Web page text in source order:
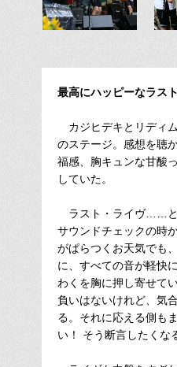
最高にハッピーなラス
カジヒデキとリディ
のステージ。感想を聴
福感、胸キュンな甘酸
していた。
ラスト・ライヴ……と
サウンドチェックの時
がぱらつくお天気でも
に、すべての音が軽快
わくを胸に押し寄せて
負いはないけれど、気
る。それに応える側も
い！ そう断言したくな